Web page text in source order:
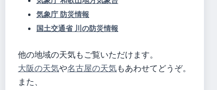
気象庁 防災情報
国土交通省 川の防災情報
他の地域の天気もご覧いただけます。
大阪の天気や名古屋の天気もあわせてどうぞ。
また、